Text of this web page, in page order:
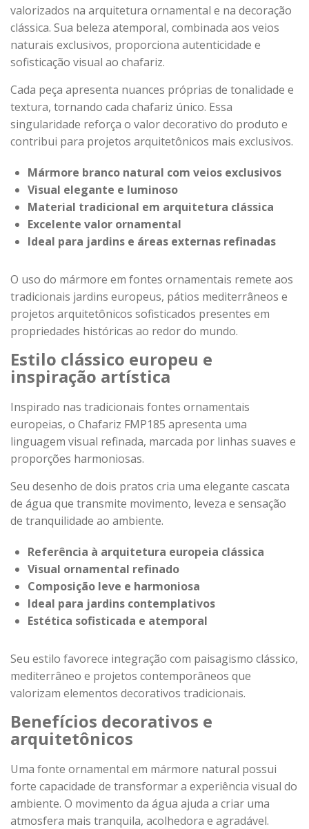
valorizados na arquitetura ornamental e na decoração
clássica. Sua beleza atemporal, combinada aos veios
naturais exclusivos, proporciona autenticidade e
sofisticação visual ao chafariz.
Cada peça apresenta nuances próprias de tonalidade e
textura, tornando cada chafariz único. Essa
singularidade reforça o valor decorativo do produto e
contribui para projetos arquitetônicos mais exclusivos.
Mármore branco natural com veios exclusivos
Visual elegante e luminoso
Material tradicional em arquitetura clássica
Excelente valor ornamental
Ideal para jardins e áreas externas refinadas
O uso do mármore em fontes ornamentais remete aos
tradicionais jardins europeus, pátios mediterrâneos e
projetos arquitetônicos sofisticados presentes em
propriedades históricas ao redor do mundo.
Estilo clássico europeu e
inspiração artística
Inspirado nas tradicionais fontes ornamentais
europeias, o Chafariz FMP185 apresenta uma
linguagem visual refinada, marcada por linhas suaves e
proporções harmoniosas.
Seu desenho de dois pratos cria uma elegante cascata
de água que transmite movimento, leveza e sensação
de tranquilidade ao ambiente.
Referência à arquitetura europeia clássica
Visual ornamental refinado
Composição leve e harmoniosa
Ideal para jardins contemplativos
Estética sofisticada e atemporal
Seu estilo favorece integração com paisagismo clássico,
mediterrâneo e projetos contemporâneos que
valorizam elementos decorativos tradicionais.
Benefícios decorativos e
arquitetônicos
Uma fonte ornamental em mármore natural possui
forte capacidade de transformar a experiência visual do
ambiente. O movimento da água ajuda a criar uma
atmosfera mais tranquila, acolhedora e agradável.